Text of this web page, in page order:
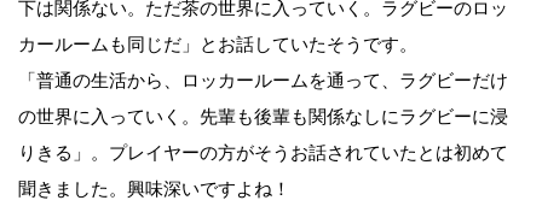
下は関係ない。ただ茶の世界に入っていく。ラグビーのロッ
カールームも同じだ」とお話していたそうです。
「普通の生活から、ロッカールームを通って、ラグビーだけ
の世界に入っていく。先輩も後輩も関係なしにラグビーに浸
りきる」。プレイヤーの方がそうお話されていたとは初めて
聞きました。興味深いですよね！